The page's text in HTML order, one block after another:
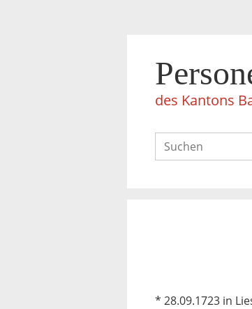
des Kantons
* 28.09.1723 in